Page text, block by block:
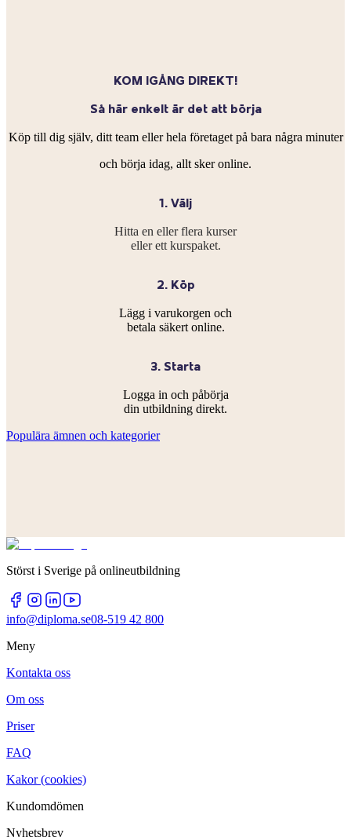
KOM IGÅNG DIREKT!
Så här enkelt är det att börja
Köp till dig själv, ditt team eller hela företaget på bara några minuter
och börja idag, allt sker online.
1. Välj
Hitta en eller flera kurser
eller ett kurspaket.
2. Köp
Lägg i varukorgen och
betala säkert online.
3. Starta
Logga in och påbörja
din utbildning direkt.
Populära ämnen och kategorier
Störst i Sverige på onlineutbildning
info@diploma.se08-519 42 800
Meny
Kontakta oss
Om oss
Priser
FAQ
Kakor (cookies)
Kundomdömen
Nyhetsbrev